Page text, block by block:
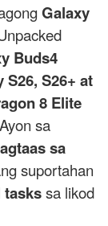
Galaxy
Buds4
S26, S26+ at
8 Elite
sa
sa
suportahan
taskssa likod